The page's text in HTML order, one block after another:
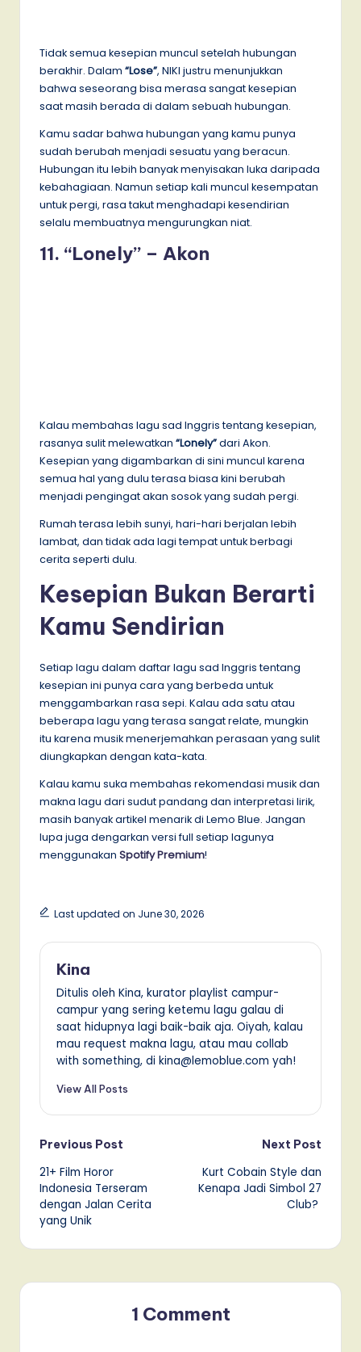
Tidak semua kesepian muncul setelah hubungan
berakhir. Dalam “Lose”, NIKI justru menunjukkan
bahwa seseorang bisa merasa sangat kesepian
saat masih berada di dalam sebuah hubungan.
Kamu sadar bahwa hubungan yang kamu punya
sudah berubah menjadi sesuatu yang beracun.
Hubungan itu lebih banyak menyisakan luka daripada
kebahagiaan. Namun setiap kali muncul kesempatan
untuk pergi, rasa takut menghadapi kesendirian
selalu membuatnya mengurungkan niat.
11. “Lonely” – Akon
Kalau membahas lagu sad Inggris tentang kesepian,
rasanya sulit melewatkan “Lonely”dari Akon.
Kesepian yang digambarkan di sini muncul karena
semua hal yang dulu terasa biasa kini berubah
menjadi pengingat akan sosok yang sudah pergi.
Rumah terasa lebih sunyi, hari-hari berjalan lebih
lambat, dan tidak ada lagi tempat untuk berbagi
cerita seperti dulu.
Kesepian Bukan Berarti
Kamu Sendirian
Setiap lagu dalam daftar lagu sad Inggris tentang
kesepian ini punya cara yang berbeda untuk
menggambarkan rasa sepi. Kalau ada satu atau
beberapa lagu yang terasa sangat relate, mungkin
itu karena musik menerjemahkan perasaan yang sulit
diungkapkan dengan kata-kata.
Kalau kamu suka membahas rekomendasi musik dan
makna lagu dari sudut pandang dan interpretasi lirik,
masih banyak artikel menarik di Lemo Blue. Jangan
lupa juga dengarkan versi full setiap lagunya
menggunakan Spotify Premium!
Last updated on June 30, 2026
Kina
Ditulis oleh Kina, kurator playlist campur-
campur yang sering ketemu lagu galau di
saat hidupnya lagi baik-baik aja. Oiyah, kalau
mau request makna lagu, atau mau collab
with something, di kina@lemoblue.com yah!
View All Posts
Post
navigation
Previous Post
21+ Film Horor
Indonesia Terseram
dengan Jalan Cerita
yang Unik
Next Post
Kurt Cobain Style dan
Kenapa Jadi Simbol 27
Club?
1 Comment